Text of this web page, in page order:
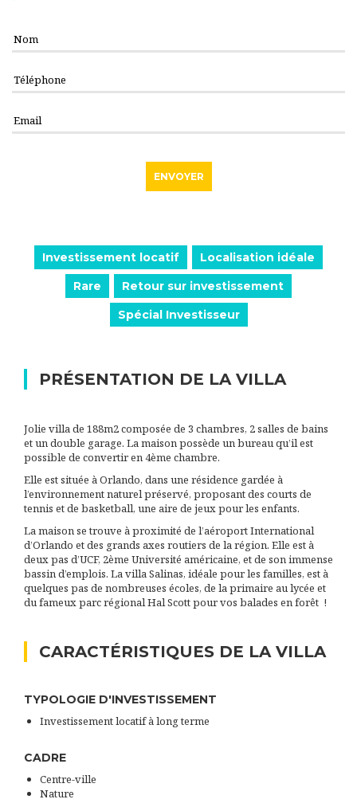
Investissement locatif
Localisation idéale
Rare
Retour sur investissement
Spécial Investisseur
PRÉSENTATION DE LA VILLA
Jolie villa de 188m2 composée de 3 chambres, 2 salles de bains
et un double garage. La maison possède un bureau qu’il est
possible de convertir en 4ème chambre.
Elle est située à Orlando, dans une résidence gardée à
l’environnement naturel préservé, proposant des courts de
tennis et de basketball, une aire de jeux pour les enfants.
La maison se trouve à proximité de l’aéroport International
d’Orlando et des grands axes routiers de la région. Elle est à
deux pas d’UCF, 2ème Université américaine, et de son immense
bassin d’emplois. La villa Salinas, idéale pour les familles, est à
quelques pas de nombreuses écoles, de la primaire au lycée et
du fameux parc régional Hal Scott pour vos balades en forêt !
CARACTÉRISTIQUES DE LA VILLA
TYPOLOGIE D'INVESTISSEMENT
Investissement locatif à long terme
CADRE
Centre-ville
Nature